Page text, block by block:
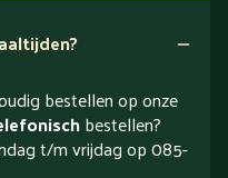
bestellen op onze
bestellen?
t/m vrijdag op 085-